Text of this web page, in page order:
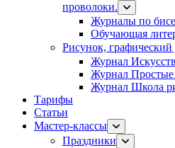
проволоки.
Журналы по
Обучающая
Рисунок, графический
Журнал
Журнал Простые
Журнал Школа
Тарифы
Статьи
Мастер-классы
Праздники